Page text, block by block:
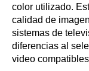
color utilizado.
calidad de
sistemas de
diferencias al
video